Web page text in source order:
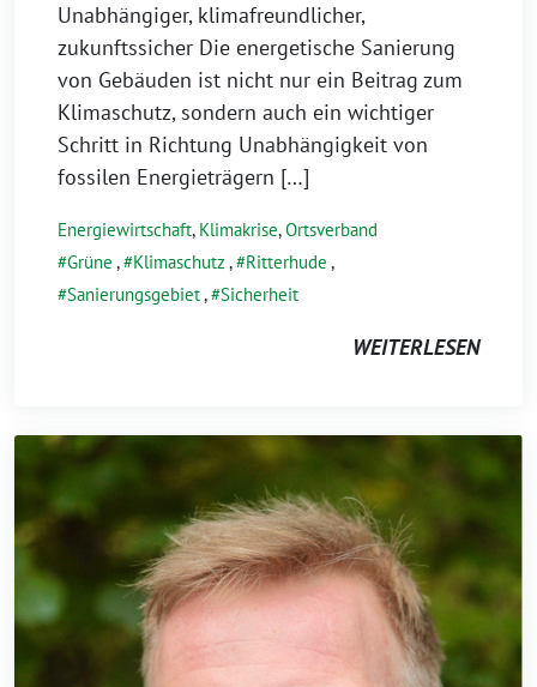
Unabhängiger, klimafreundlicher,
zukunftssicher Die energetische Sanierung
von Gebäuden ist nicht nur ein Beitrag zum
Klimaschutz, sondern auch ein wichtiger
Schritt in Richtung Unabhängigkeit von
fossilen Energieträgern […]
Energiewirtschaft, Klimakrise,Ortsverband
Grüne , Klimaschutz , Ritterhude ,
Sanierungsgebiet, Sicherheit
WEITERLESEN